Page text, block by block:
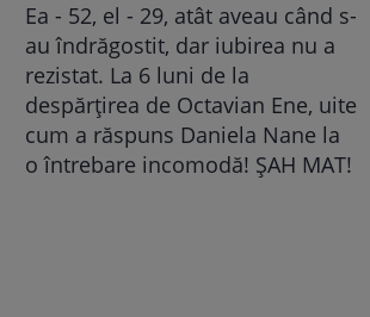
Ea - 52, el - 29, atât aveau când s-
au îndrăgostit, dar iubirea nu a
rezistat. La 6 luni de la
despărțirea de Octavian Ene, uite
cum a răspuns Daniela Nane la
o întrebare incomodă! ȘAH MAT!